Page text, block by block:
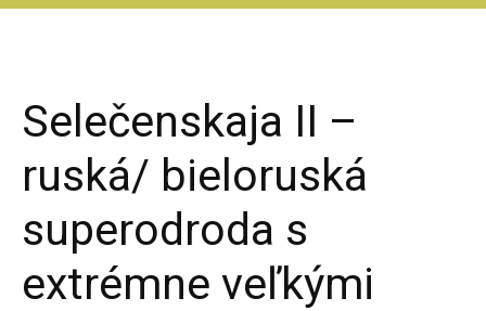
Selečenskaja II –
ruská/ bieloruská
superodroda s
extrémne veľkými